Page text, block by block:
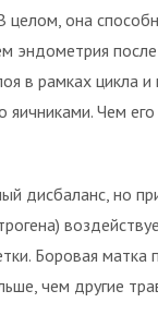
она
эндометрия
в рамках цикла
Чем
дисбаланс, но
Боровая матка
чем другие